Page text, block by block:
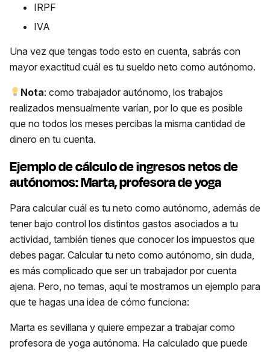
IRPF
IVA
Una vez que tengas todo esto en cuenta, sabrás con
mayor exactitud cuál es tu sueldo neto como autónomo.
Nota: como trabajador autónomo, los trabajos
realizados mensualmente varían, por lo que es posible
que no todos los meses percibas la misma cantidad de
dinero en tu cuenta.
Ejemplo de cálculo de ingresos netos de
autónomos: Marta, profesora de yoga
Para calcular cuál es tu neto como autónomo, además de
tener bajo control los distintos gastos asociados a tu
actividad, también tienes que conocer los impuestos que
debes pagar. Calcular tu neto como autónomo, sin duda,
es más complicado que ser un trabajador por cuenta
ajena. Pero, no temas, aquí te mostramos un ejemplo para
que te hagas una idea de cómo funciona:
Marta es sevillana y quiere empezar a trabajar como
profesora de yoga autónoma. Ha calculado que puede